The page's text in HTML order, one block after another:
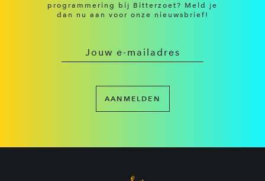
programmering bij Bitterzoet? Meld je
dan nu aan voor onze nieuwsbrief!
AANMELDEN